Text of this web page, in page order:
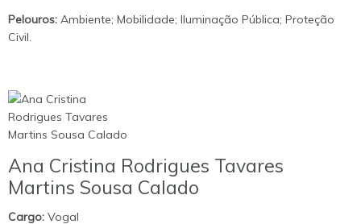
Pelouros: Ambiente; Mobilidade; Iluminação Pública; Proteção
Civil.
Ana Cristina Rodrigues Tavares
Martins Sousa Calado
Cargo: Vogal